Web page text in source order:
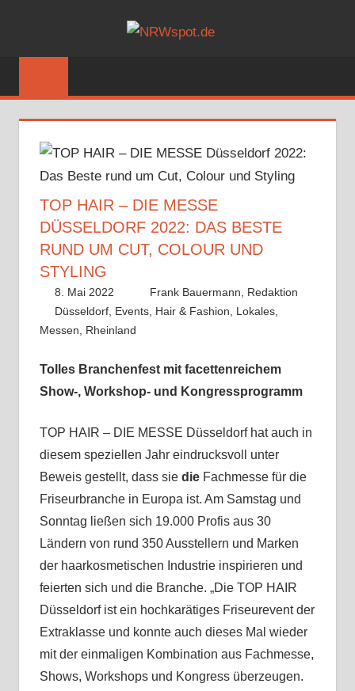
springen
Bewegendes
NRWspot.de
TOP HAIR – DIE MESSE
DÜSSELDORF 2022: DAS BESTE
RUND UM CUT, COLOUR UND
STYLING
8. Mai 2022
Frank Bauermann, Redaktion
Düsseldorf Events Hair & Fashion Lokales
Messen
Rheinland
Tolles Branchenfest mit facettenreichem
Show-, Workshop- und Kongressprogramm
TOP HAIR – DIE MESSE Düsseldorf hat auch in
diesem speziellen Jahr eindrucksvoll unter
Beweis gestellt, dass sie dieFachmesse für die
Friseurbranche in Europa ist. Am Samstag und
Sonntag ließen sich 19.000 Profis aus 30
Ländern von rund 350 Ausstellern und Marken
der haarkosmetischen Industrie inspirieren und
feierten sich und die Branche. „Die TOP HAIR
Düsseldorf ist ein hochkarätiges Friseurevent der
Extraklasse und konnte auch dieses Mal wieder
mit der einmaligen Kombination aus Fachmesse,
Shows, Workshops und Kongress überzeugen.